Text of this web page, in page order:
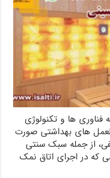
فناوری ها و تکنولوژی
های بهداشتی صورت
از جمله سبک سنتی
که در اجرای اتاق نمک